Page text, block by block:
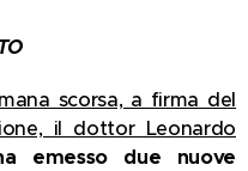
scorsa, a firma del
il dottor Leonardo
emesso due nuove